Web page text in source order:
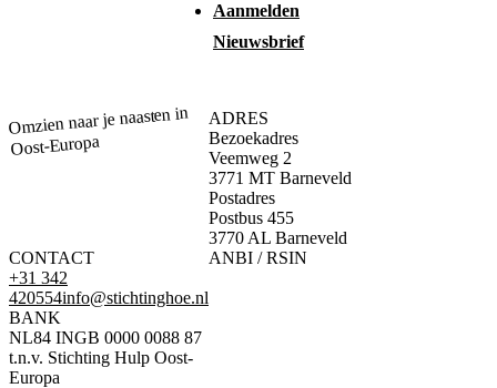
Aanmelden
Nieuwsbrief
Omzien naar je naasten in
Oost-Europa
ADRES
Bezoekadres
Veemweg 2
3771 MT Barneveld
Postadres
Postbus 455
3770 AL Barneveld
CONTACT
+31 342
420554info@stichtinghoe.nl
BANK
NL84 INGB 0000 0088 87
t.n.v. Stichting Hulp Oost-
Europa
ANBI / RSIN